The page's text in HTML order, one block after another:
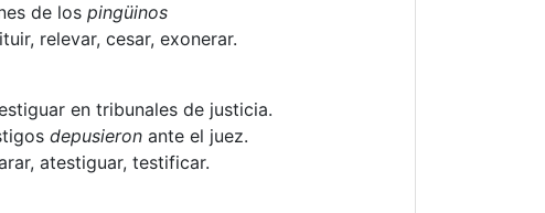
de los pingüinos
relevar, cesar, exonerar.
en tribunales de justicia.
depusieron ante el juez.
atestiguar, testificar.